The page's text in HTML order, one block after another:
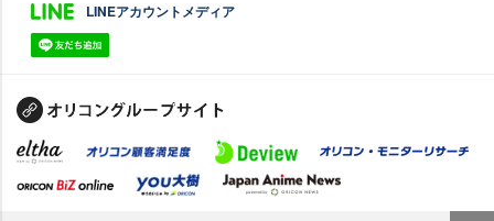
LINEアカウントメディア